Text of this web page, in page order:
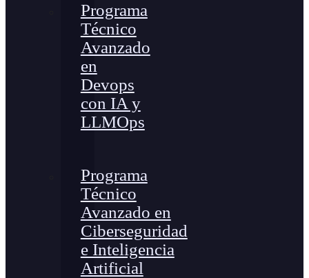
Programa
Técnico
Avanzado
en
Devops
con IA y
LLMOps
Programa
Técnico
Avanzado en
Ciberseguridad
e Inteligencia
Artificial